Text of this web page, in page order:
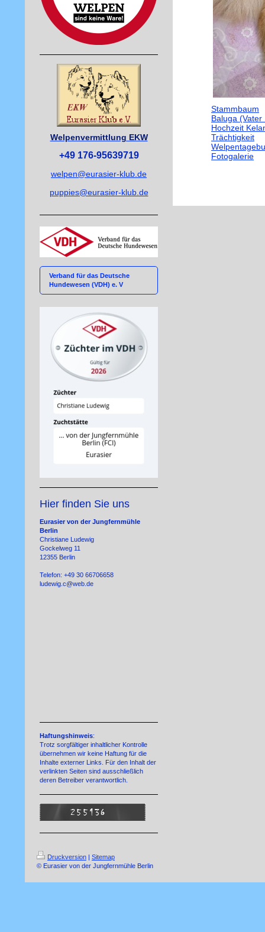
Welpenvermittlung EKW
+49 176-95639719
welpen@eurasier-klub.de
puppies@eurasier-klub.de
Verband für das Deutsche
Hundewesen (VDH) e. V
Hier finden Sie uns
Eurasier von der Jungfernmühle
Berlin
Christiane Ludewig
Gockelweg 11
12355 Berlin
Telefon: +49 30 66706658
ludewig.c@web.de
Haftungshinweis:
Trotz sorgfältiger inhaltlicher Kontrolle
übernehmen wir keine Haftung für die
Inhalte externer Links. Für den Inhalt der
verlinkten Seiten sind ausschließlich
deren Betreiber verantwortlich.
Stammbaum
Baluga (Vater
Hochzeit
Trächtigkeit
Fotogalerie
Druckversion | Sitemap
© Eurasier von der Jungfernmühle Berlin